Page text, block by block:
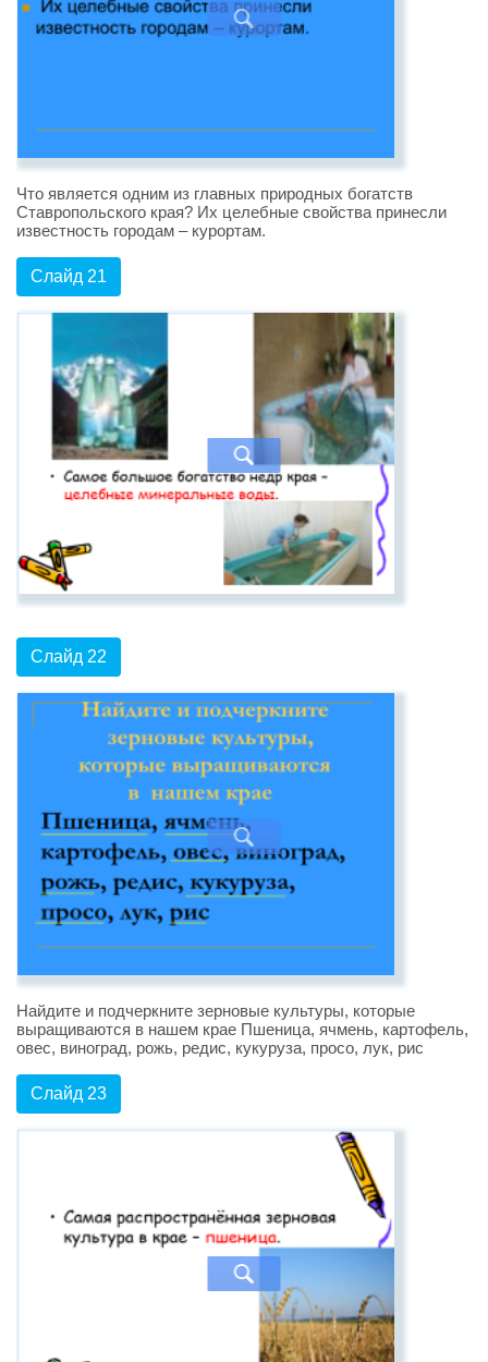
Что является одним из главных природных богатств
Ставропольского края? Их целебные свойства принесли
известность городам – курортам.
Слайд 21
Слайд 22
Найдите и подчеркните зерновые культуры, которые
выращиваются в нашем крае Пшеница, ячмень, картофель,
овес, виноград, рожь, редис, кукуруза, просо, лук, рис
Слайд 23